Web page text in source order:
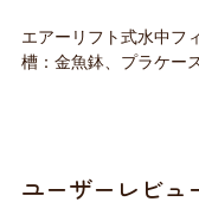
エアーリフト式水中フ
槽：金魚鉢、プラケー
ユーザーレビュ